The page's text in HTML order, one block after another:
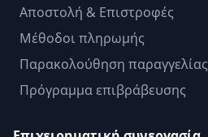
Αποστολή & Επιστροφές
Μέθοδοι πληρωμής
Παρακολούθηση παραγγελίας
Πρόγραμμα επιβράβευσης